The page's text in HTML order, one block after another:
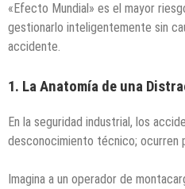
«Efecto Mundial» es el mayor
gestionarlo inteligentemente sin
accidente.
1. La Anatomía de una
En la seguridad industrial, los
desconocimiento técnico; ocurren
Imagina a un operador de